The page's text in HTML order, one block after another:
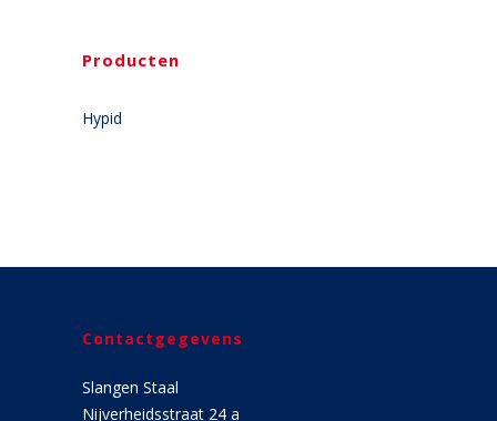
Producten
Hypid
Contactgegevens
Slangen Staal
Nijverheidsstraat 24 a